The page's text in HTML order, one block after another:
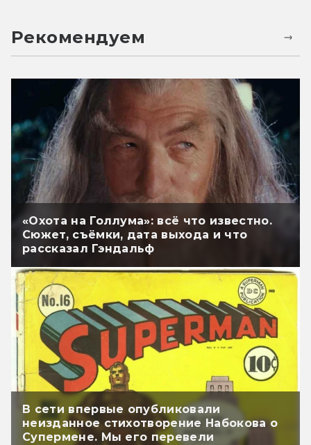
Рекомендуем
«Охота на Голлума»: всё что известно.
Сюжет, съёмки, дата выхода и что
рассказал Гэндальф
В сети впервые опубликовали
неизданное стихотворение Набокова о
Супермене. Мы его перевели